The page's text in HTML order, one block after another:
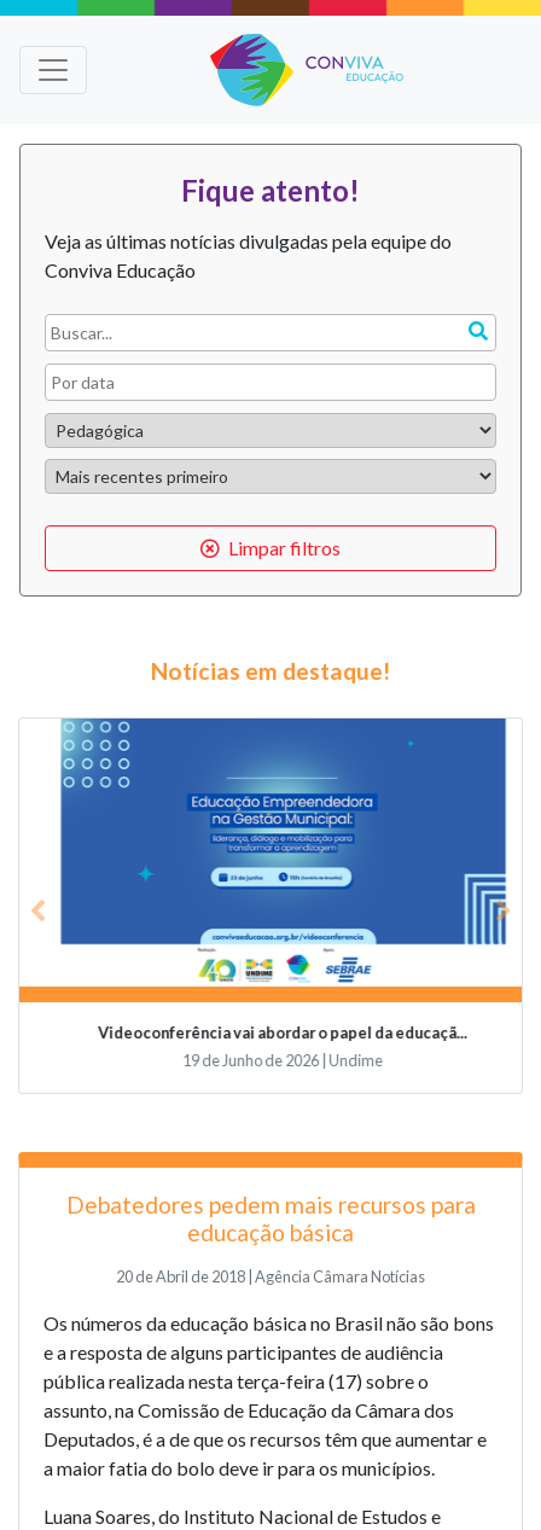
Fique atento!
Veja as últimas notícias divulgadas pela equipe do
Conviva Educação
Limpar filtros
Notícias em destaque!
Videoconferência vai abordar o papel da educaçã...
19 de Junho de 2026 | Undime
Previous
Debatedores pedem mais recursos para
educação básica
20 de Abril de 2018 | Agência Câmara Notícias
Os números da educação básica no Brasil não são bons
e a resposta de alguns participantes de audiência
pública realizada nesta terça-feira (17) sobre o
assunto, na Comissão de Educação da Câmara dos
Deputados, é a de que os recursos têm que aumentar e
a maior fatia do bolo deve ir para os municípios.
Luana Soares, do Instituto Nacional de Estudos e